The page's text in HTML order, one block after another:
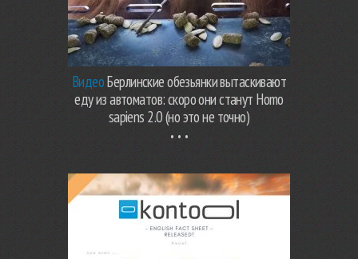
ВидеоБерлинские обезьянки вытаскивают
еду из автоматов: скоро они станут Homo
sapiens 2.0 (но это не точно)